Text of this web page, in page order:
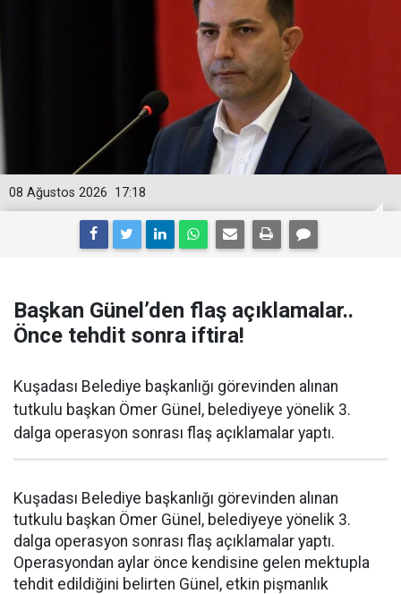
17:18
08 Ağustos 2026
Başkan Günel’den flaş açıklamalar..
Önce tehdit sonra iftira!
Kuşadası Belediye başkanlığı görevinden alınan
tutkulu başkan Ömer Günel, belediyeye yönelik 3.
dalga operasyon sonrası flaş açıklamalar yaptı.
Kuşadası Belediye başkanlığı görevinden alınan
tutkulu başkan Ömer Günel, belediyeye yönelik 3.
dalga operasyon sonrası flaş açıklamalar yaptı.
Operasyondan aylar önce kendisine gelen mektupla
tehdit edildiğini belirten Günel, etkin pişmanlık